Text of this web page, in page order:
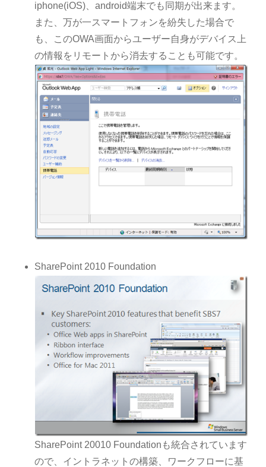
iphone(iOS)、android端末でも同期が出来ます。
また、万が一スマートフォンを紛失した場合で
も、このOWA画面からユーザー自身がデバイス上
の情報をリモートから消去することも可能です。
SharePoint 2010 Foundation
SharePoint 20010 Foundationも統合されています
ので、イントラネットの構築、ワークフローに基